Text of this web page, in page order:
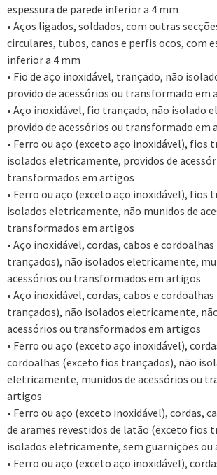
espessura de parede inferior a 4 mm
• Aços ligados, soldados, com outras
circulares, tubos, canos e perfis ocos, com
inferior a 4 mm
• Fio de aço inoxidável, trançado, não
provido de acessórios ou transformado em
• Aço inoxidável, fio trançado, não isolado
provido de acessórios ou transformado em
• Ferro ou aço (exceto aço inoxidável), fios
isolados eletricamente, providos de
transformados em artigos
• Ferro ou aço (exceto aço inoxidável), fios
isolados eletricamente, não munidos de
transformados em artigos
• Aço inoxidável, cordas, cabos e
trançados), não isolados eletricamente,
acessórios ou transformados em artigos
• Aço inoxidável, cordas, cabos e
trançados), não isolados eletricamente,
acessórios ou transformados em artigos
• Ferro ou aço (exceto aço inoxidável),
cordoalhas (exceto fios trançados), não
eletricamente, munidos de acessórios ou
artigos
• Ferro ou aço (exceto inoxidável), cordas,
de arames revestidos de latão (exceto fios
isolados eletricamente, sem guarnições ou
• Ferro ou aço (exceto aço inoxidável),